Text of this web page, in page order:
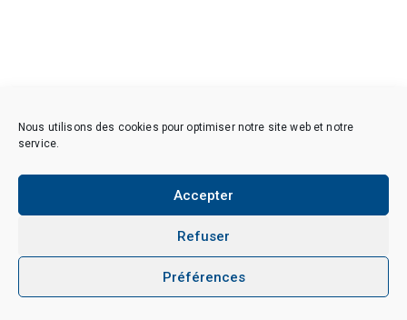
Nous utilisons des cookies pour optimiser notre site web et notre
service.
Accepter
Refuser
Préférences